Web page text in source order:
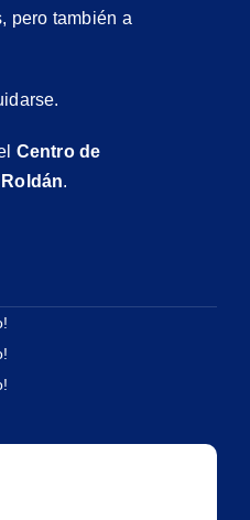
pero también a
Centro de
.